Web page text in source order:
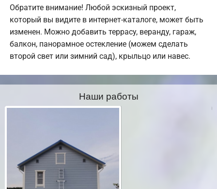
Обратите внимание! Любой эскизный проект,
который вы видите в интернет-каталоге, может быть
изменен. Можно добавить террасу, веранду, гараж,
балкон, панорамное остекление (можем сделать
второй свет или зимний сад), крыльцо или навес.
Наши работы